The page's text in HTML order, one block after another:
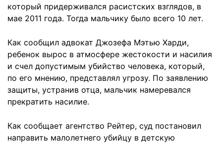
который придерживался расистских взглядов, в
мае 2011 года. Тогда мальчику было всего 10 лет.
Как сообщил адвокат Джозефа Мэтью Харди,
ребенок вырос в атмосфере жестокости и насилия
и счел допустимым убийство человека, который,
по его мнению, представлял угрозу. По заявлению
защиты, устранив отца, мальчик намеревался
прекратить насилие.
Как сообщает агентство Рейтер, суд постановил
направить малолетнего убийцу в детскую